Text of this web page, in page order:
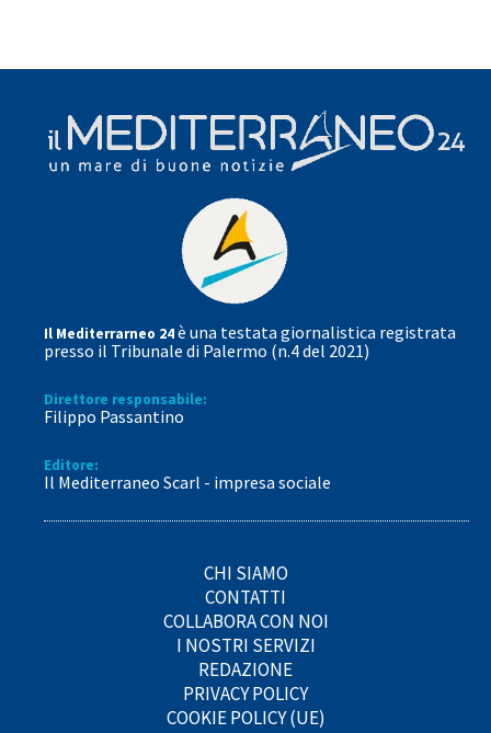
Il Mediterrarneo 24è una testata giornalistica registrata
presso il Tribunale di Palermo (n.4 del 2021)
Direttore responsabile:
Filippo Passantino
Editore:
Il Mediterraneo Scarl - impresa sociale
CHI SIAMO
CONTATTI
COLLABORA CON NOI
I NOSTRI SERVIZI
REDAZIONE
PRIVACY POLICY
COOKIE POLICY (UE)